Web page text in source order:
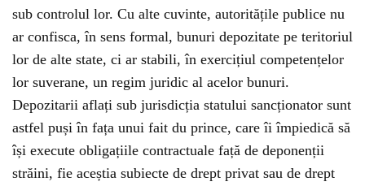
sub controlul lor. Cu alte cuvinte, autoritățile publice nu
ar confisca, în sens formal, bunuri depozitate pe teritoriul
lor de alte state, ci ar stabili, în exercițiul competențelor
lor suverane, un regim juridic al acelor bunuri.
Depozitarii aflați sub jurisdicția statului sancționator sunt
astfel puși în fața unui fait du prince, care îi împiedică să
își execute obligațiile contractuale față de deponenții
străini, fie aceștia subiecte de drept privat sau de drept